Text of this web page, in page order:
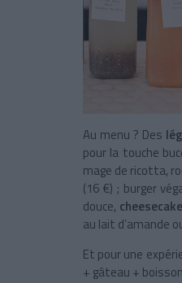
Au menu ? Des
pour la touche
mage de ricotta,
(16 €) ; burger
douce,
au lait d’amande
Et pour une
+ gâteau +